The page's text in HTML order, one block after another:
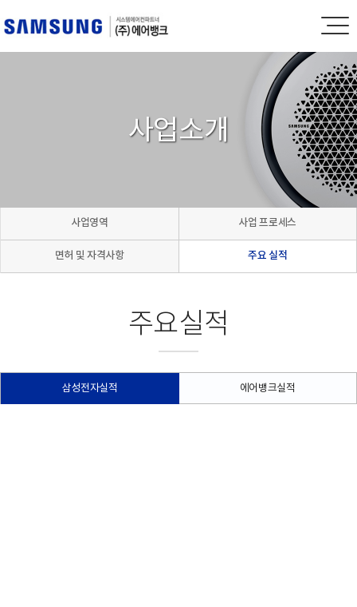
사업소개
사업영역 사업 프로세스
면허 및 자격사항 주요 실적
주요실적
삼성전자실적 에어뱅크실적